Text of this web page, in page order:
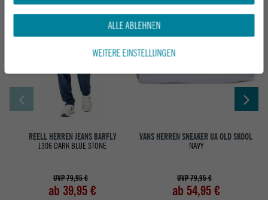
-50%
REELL HERREN JEANS BARFLY
1306 DARK BLUE STONE
UVP 79,95 €
ab 39,95 €
VANS HERREN SNEAKER UA OLD SKOOL
NAVY
UVP 79,95 €
ab 54,95 €
ALLE ABLEHNEN
WEITERE EINSTELLUNGEN